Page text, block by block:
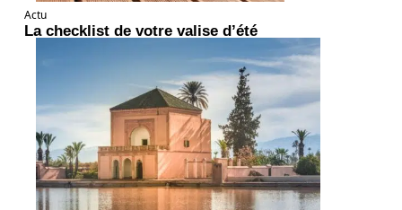
Actu
La checklist de votre valise d’été